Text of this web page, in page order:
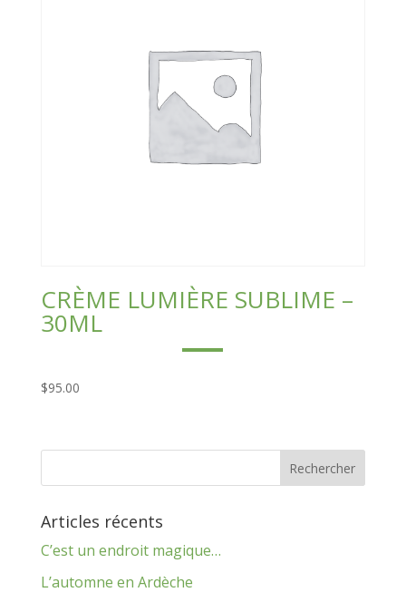
CRÈME LUMIÈRE SUBLIME –
30ML
$95.00
Articles récents
C’est un endroit magique…
L’automne en Ardèche